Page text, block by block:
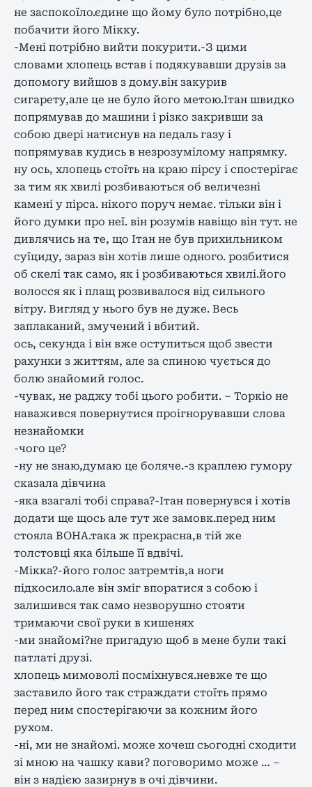
не заспокоїло.єдине що йому було потрібно,це
побачити його Мікку.
-Мені потрібно вийти покурити.-З цими
словами хлопець встав і подякувавши друзів за
допомогу вийшов з дому.він закурив
сигарету,але це не було його метою.Ітан швидко
попрямував до машини і різко закривши за
собою двері натиснув на педаль газу і
попрямував кудись в незрозумілому напрямку.
ну ось, хлопець стоїть на краю пірсу і спостерігає
за тим як хвилі розбиваються об величезні
камені у пірса. нікого поруч немає. тільки він і
його думки про неї. він розумів навіщо він тут. не
дивлячись на те, що Ітан не був прихильником
суїциду, зараз він хотів лише одного. розбитися
об скелі так само, як і розбиваються хвилі.його
волосся як і плащ розвивалося від сильного
вітру. Вигляд у нього був не дуже. Весь
заплаканий, змучений і вбитий.
ось, секунда і він вже оступиться щоб звести
рахунки з життям, але за спиною чується до
болю знайомий голос.
-чувак, не раджу тобі цього робити. – Торкіо не
наважився повернутися проігнорувавши слова
незнайомки
-чого це?
-ну не знаю,думаю це боляче.-з краплею гумору
сказала дівчина
-яка взагалі тобі справа?-Ітан повернувся і хотів
додати ще щось але тут же замовк.перед ним
стояла ВОНА.така ж прекрасна,в тій же
толстовці яка більше її вдвічі.
-Мікка?-його голос затремтів,а ноги
підкосило.але він зміг впоратися з собою і
залишився так само незворушно стояти
тримаючи свої руки в кишенях
-ми знайомі?не пригадую щоб в мене були такі
патлаті друзі.
хлопець мимоволі посміхнувся.невже те що
заставило його так страждати стоїть прямо
перед ним спостерігаючи за кожним його
рухом.
-ні, ми не знайомі. може хочеш сьогодні сходити
зі мною на чашку кави? поговоримо може … –
він з надією зазирнув в очі дівчини.